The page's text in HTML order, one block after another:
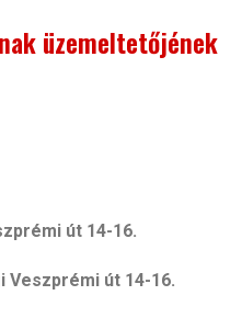
üzemeltetőjének
út 14-16.
Veszprémi út 14-16.